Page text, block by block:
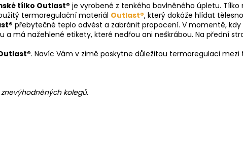
tílko Outlast® je vyrobené z tenkého bavlněného úpletu.
termoregulační materiál Outlast®, který dokáže hlídat
přebytečné teplo odvést a zabránit propocení. V momentě,
má nažehlené etikety, které nedřou ani neškrábou. Na přední
. Navíc Vám v zimě poskytne důležitou termoregulaci mezi
kolegů.